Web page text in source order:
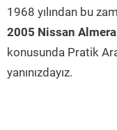
1968 yılından bu
2005 Nissan
konusunda Pratik
yanınızdayız.